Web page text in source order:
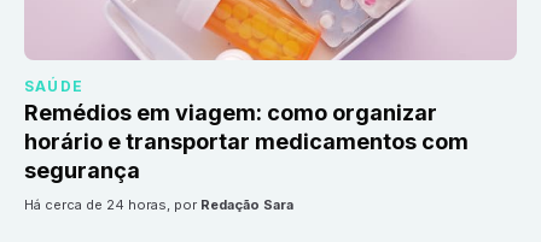
SAÚDE
Remédios em viagem: como organizar
horário e transportar medicamentos com
segurança
há cerca de 24 horas, por Redação Sara